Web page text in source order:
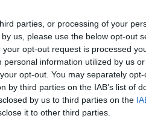
parties, or processing of your
us, please use the below opt-out
opt-out request is processed
information utilized by us
opt-out. You may separately
by third parties on the IAB’s list of
by us to third parties on the
it to other third parties.